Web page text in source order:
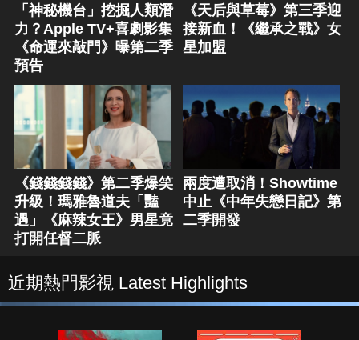
「神秘機台」挖掘人類潛
力？Apple TV+喜劇影集
《命運來敲門》曝第二季
預告
《天后與草莓》第三季迎
接新血！《繼承之戰》女
星加盟
《錢錢錢錢》第二季爆笑
升級！瑪雅魯道夫「豔
遇」《麻辣女王》男星竟
打開任督二脈
兩度遭取消！Showtime
中止《中年失戀日記》第
二季開發
近期熱門影視 Latest Highlights